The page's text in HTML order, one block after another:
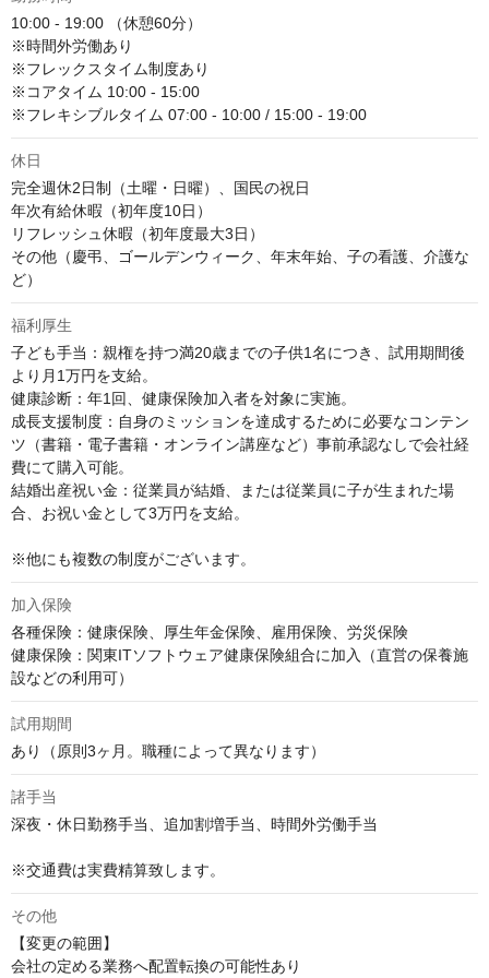
10:00 - 19:00 （休憩60分）
※時間外労働あり
※フレックスタイム制度あり
※コアタイム 10:00 - 15:00
※フレキシブルタイム 07:00 - 10:00 / 15:00 - 19:00
休日
完全週休2日制（土曜・日曜）、国民の祝日
年次有給休暇（初年度10日）
リフレッシュ休暇（初年度最大3日）
その他（慶弔、ゴールデンウィーク、年末年始、子の看護、介護な
ど）
福利厚生
子ども手当：親権を持つ満20歳までの子供1名につき、試用期間後
より月1万円を支給。
健康診断：年1回、健康保険加入者を対象に実施。
成長支援制度：自身のミッションを達成するために必要なコンテン
ツ（書籍・電子書籍・オンライン講座など）事前承認なしで会社経
費にて購入可能。
結婚出産祝い金：従業員が結婚、または従業員に子が生まれた場
合、お祝い金として3万円を支給。
※他にも複数の制度がございます。
加入保険
各種保険：健康保険、厚生年金保険、雇用保険、労災保険
健康保険：関東ITソフトウェア健康保険組合に加入（直営の保養施
設などの利用可）
試用期間
あり（原則3ヶ月。職種によって異なります）
諸手当
深夜・休日勤務手当、追加割増手当、時間外労働手当
※交通費は実費精算致します。
その他
【変更の範囲】
会社の定める業務へ配置転換の可能性あり